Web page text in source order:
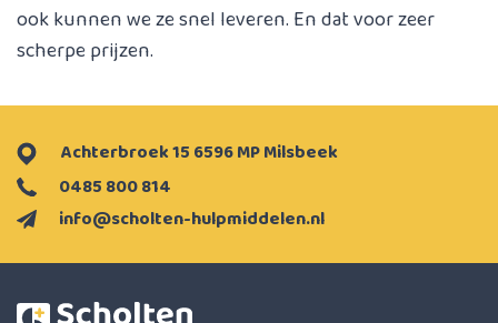
ook kunnen we ze snel leveren. En dat voor zeer
scherpe prijzen.
info@scholten-hulpmiddelen.nl
0485 800 814
Achterbroek 15 6596 MP Milsbeek